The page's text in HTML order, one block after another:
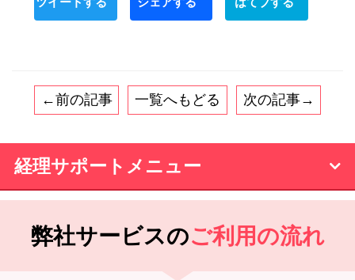
←前の記事 一覧へもどる 次の記事→
経理サポートメニュー
弊社サービスのご利用の流れ